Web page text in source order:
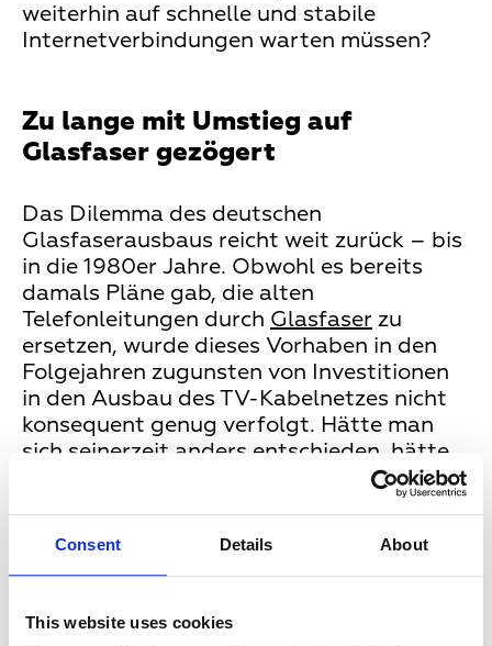
Consent Details About
This website uses cookies
weiterhin auf schnelle und stabile
Internetverbindungen warten müssen?
Zu lange mit Umstieg auf
Glasfaser gezögert
Das Dilemma des deutschen
Glasfaserausbaus reicht weit zurück – bis
in die 1980er Jahre. Obwohl es bereits
damals Pläne gab, die alten
Telefonleitungen durch Glasfaser zu
ersetzen, wurde dieses Vorhaben in den
Folgejahren zugunsten von Investitionen
in den Ausbau des TV-Kabelnetzes nicht
konsequent genug verfolgt. Hätte man
sich seinerzeit anders entschieden, hätte
Deutschland heute wohl eines der besten
Zu lange auf vorhandenes
Kupfernetz gesetzt